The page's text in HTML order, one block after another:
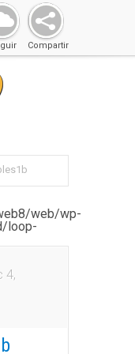
Compartir
web/wp-
loop-
4,